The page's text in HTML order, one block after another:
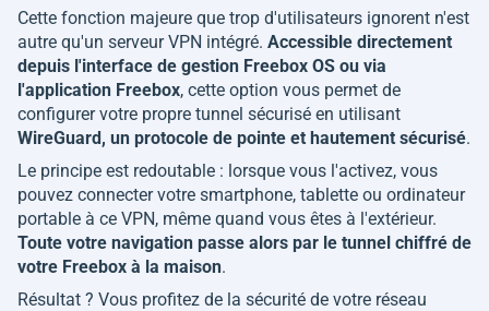
Cette fonction majeure que trop d'utilisateurs ignorent n'est
autre qu'un serveur VPN intégré. Accessible directement
depuis l'interface de gestion Freebox OS ou via
l'application Freebox, cette option vous permet de
configurer votre propre tunnel sécurisé en utilisant
WireGuard, un protocole de pointe et hautement sécurisé.
Le principe est redoutable : lorsque vous l'activez, vous
pouvez connecter votre smartphone, tablette ou ordinateur
portable à ce VPN, même quand vous êtes à l'extérieur.
Toute votre navigation passe alors par le tunnel chiffré de
votre Freebox à la maison.
Résultat ? Vous profitez de la sécurité de votre réseau